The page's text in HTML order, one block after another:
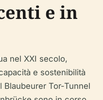
e in
nel XXI secolo,
e sostenibilità
Tor-Tunnel